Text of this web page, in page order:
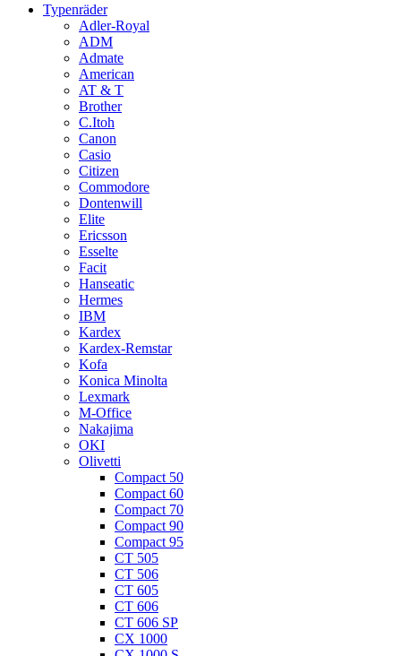
Typenräder
Adler-Royal
ADM
Admate
American
AT & T
Brother
C.Itoh
Canon
Casio
Citizen
Commodore
Dontenwill
Elite
Ericsson
Esselte
Facit
Hanseatic
Hermes
IBM
Kardex
Kardex-Remstar
Kofa
Konica Minolta
Lexmark
M-Office
Nakajima
OKI
Olivetti
Compact 50
Compact 60
Compact 70
Compact 90
Compact 95
CT 505
CT 506
CT 605
CT 606
CT 606 SP
CX 1000